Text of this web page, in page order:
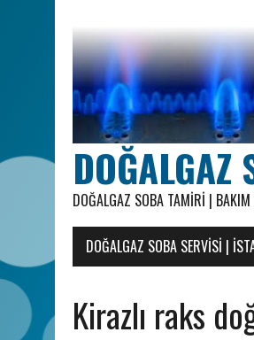
DOĞALGAZ SOBA TAMIRI | BAKIM
DOĞALGAZ SOBA SERVISI |
Kirazlı raks